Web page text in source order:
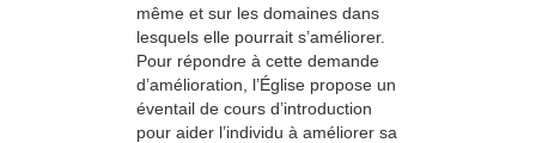
même et sur les domaines dans
lesquels elle pourrait s’améliorer.
Pour répondre à cette demande
d’amélioration, l’Église propose un
éventail de cours d’introduction
pour aider l’individu à améliorer sa